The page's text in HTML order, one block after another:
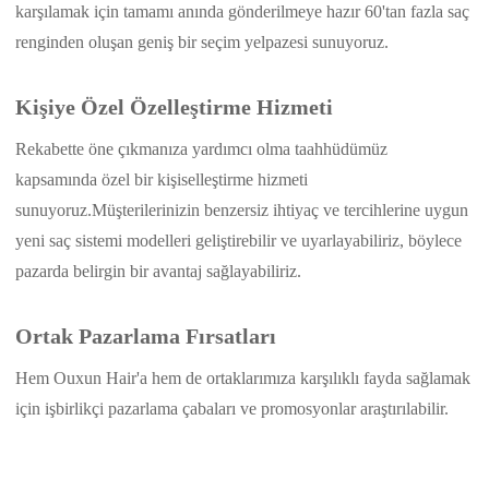
karşılamak için tamamı anında gönderilmeye hazır 60'tan fazla saç
renginden oluşan geniş bir seçim yelpazesi sunuyoruz.
Kişiye Özel Özelleştirme Hizmeti
Rekabette öne çıkmanıza yardımcı olma taahhüdümüz
kapsamında özel bir kişiselleştirme hizmeti
sunuyoruz.Müşterilerinizin benzersiz ihtiyaç ve tercihlerine uygun
yeni saç sistemi modelleri geliştirebilir ve uyarlayabiliriz, böylece
pazarda belirgin bir avantaj sağlayabiliriz.
Ortak Pazarlama Fırsatları
Hem Ouxun Hair'a hem de ortaklarımıza karşılıklı fayda sağlamak
için işbirlikçi pazarlama çabaları ve promosyonlar araştırılabilir.